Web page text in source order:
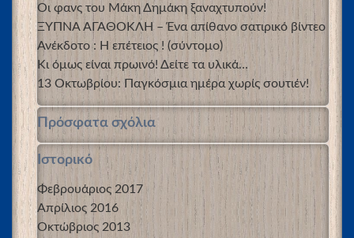
Οι φανς του Μάκη Δημάκη ξαναχτυπούν!
ΞΥΠΝΑ ΑΓΑΘΟΚΛΗ – Ένα απίθανο σατιρικό βίντεο
Ανέκδοτο : Η επέτειος ! (σύντομο)
Κι όμως είναι πρωινό! Δείτε τα υλικά…
13 Οκτωβρίου: Παγκόσμια ημέρα χωρίς σουτιέν!
Πρόσφατα σχόλια
Ιστορικό
Φεβρουάριος 2017
Απρίλιος 2016
Οκτώβριος 2013